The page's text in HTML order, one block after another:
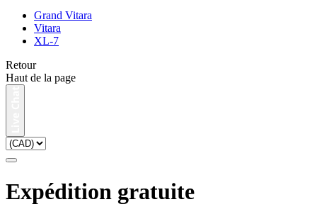
Grand Vitara
Vitara
XL-7
Retour
Haut de la page
Expédition gratuite